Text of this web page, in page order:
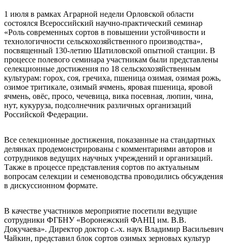
1 июля в рамках Аграрной недели Орловской области
состоялся Всероссийский научно-практический семинар
«Роль современных сортов в повышении устойчивости и
технологичности сельскохозяйственного производства»,
посвященный 130-летию Шатиловской опытной станции. В
процессе полевого семинара участникам были представлены
селекционные достижения по 18 сельскохозяйственным
культурам: горох, соя, гречиха, пшеница озимая, озимая рожь,
озимое тритикале, озимый ячмень, яровая пшеница, яровой
ячмень, овёс, просо, чечевица, вика посевная, люпин, чина,
нут, кукуруза, подсолнечник различных организаций
Российской Федерации.
Все селекционные достижения, показанные на стандартных
делянках продемонстрированы с комментариями авторов и
сотрудников ведущих научных учреждений и организаций.
Также в процессе представления сортов по актуальным
вопросам селекции и семеноводства проводились обсуждения
в дискуссионном формате.
В качестве участников мероприятие посетили ведущие
сотрудники ФГБНУ «Воронежский ФАНЦ им. В.В.
Докучаева». Директор доктор с.-х. наук Владимир Васильевич
Чайкин, представил блок сортов озимых зерновых культур